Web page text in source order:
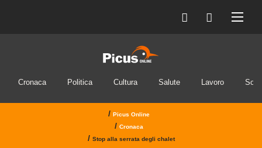
Cronaca Politica Cultura Salute Lavoro
/ Picus Online
/ Cronaca
/ Stop alla serrata degli chalet